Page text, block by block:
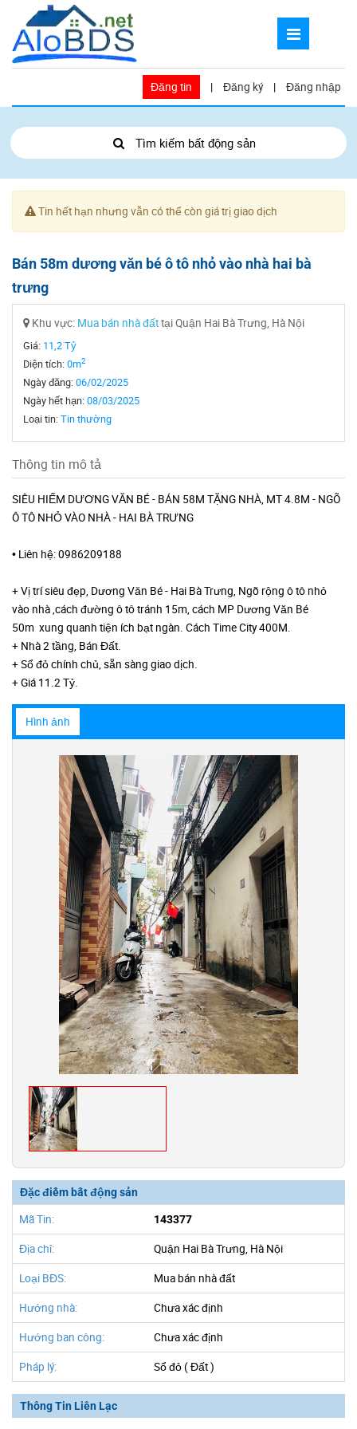
Đăng tin | Đăng ký | Đăng nhập
Tìm kiếm bất động sản
Tin hết hạn nhưng vẫn có thể còn giá trị giao dịch
Bán 58m dương văn bé ô tô nhỏ vào nhà hai bà
trưng
Khu vực: Mua bán nhà đấttại Quận Hai Bà Trưng, Hà Nội
Giá: 11,2 Tỷ
Diện tích:0m2
Ngày đăng:06/02/2025
Ngày hết hạn:08/03/2025
Loại tin:Tin thường
Thông tin mô tả
SIÊU HIẾM DƯƠNG VĂN BÉ - BÁN 58M TẶNG NHÀ, MT 4.8M - NGÕ
Ô TÔ NHỎ VÀO NHÀ - HAI BÀ TRƯNG
• Liên hệ: 0986209188
+ Vị trí siêu đẹp, Dương Văn Bé - Hai Bà Trưng, Ngõ rộng ô tô nhỏ
vào nhà ,cách đường ô tô tránh 15m, cách MP Dương Văn Bé
50m xung quanh tiện ích bạt ngàn. Cách Time City 400M.
+ Nhà 2 tầng, Bán Đất.
+ Sổ đỏ chính chủ, sẵn sàng giao dịch.
+ Giá 11.2 Tỷ.
Hình ảnh
Đặc điểm bất động sản
Mã Tin: 143377
Địa chỉ: Quận Hai Bà Trưng, Hà Nội
Loại BĐS: Mua bán nhà đất
Hướng nhà: Chưa xác định
Hướng ban công: Chưa xác định
Pháp lý: Sổ đỏ ( Đất )
Thông Tin Liên Lạc